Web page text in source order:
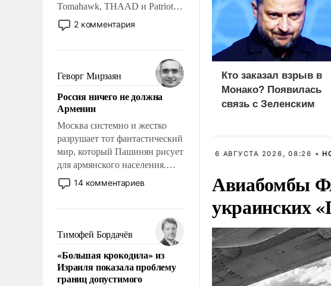
Tomahawk, THAAD и Patriot
США потребуется более трех
лет. Даже небольшая война с
Сложившаяся ситуация
означает многолетний период
уязвимости США, например,
перед Китаем.
2 комментария
Геворг Мирзаян
Россия ничего не должна
Армении
Москва системно и жестко
разрушает тот фантастический
мир, который Пашинян рисует
для армянского населения.
Мир, где политические
прожекты будут безусловно
налогоплательщиков и где
Еревану за свои поступки не
нужно отвечать.
14 комментариев
Тимофей Бордачёв
«Большая крокодила» из
Израиля показала проблему
границ допустимого
Кто заказал взрыв в
Монако? Появилась
связь с Зеленским
6 АВГУСТА 2026, 08:26 •
Авиабомбы
украинских